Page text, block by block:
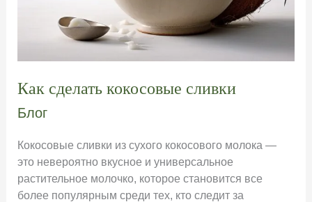
Как сделать кокосовые сливки
Блог
Кокосовые сливки из сухого кокосового молока —
это невероятно вкусное и универсальное
растительное молочко, которое становится все
более популярным среди тех, кто следит за